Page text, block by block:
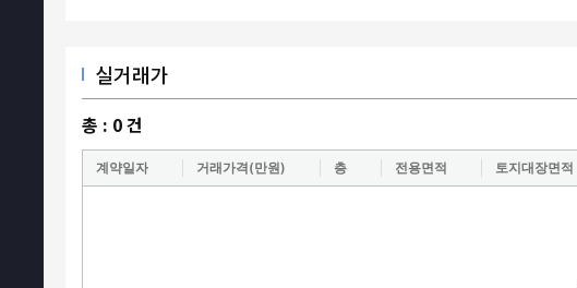
실거래가
총 : 0건
계약일자 거래가격(만원) 층 전용면적 토지대장면적